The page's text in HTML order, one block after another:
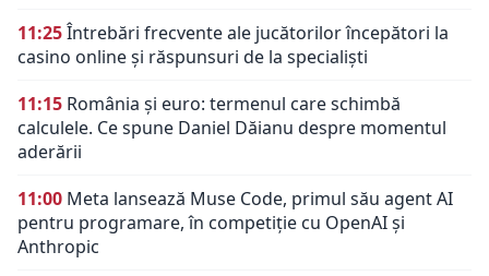
11:25Întrebări frecvente ale jucătorilor începători la
casino online și răspunsuri de la specialiști
11:15 România și euro: termenul care schimbă
calculele. Ce spune Daniel Dăianu despre momentul
aderării
11:00 Meta lansează Muse Code, primul său agent AI
pentru programare, în competiție cu OpenAI și
Anthropic